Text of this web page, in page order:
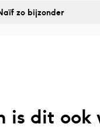
zo bijzonder
is dit ook